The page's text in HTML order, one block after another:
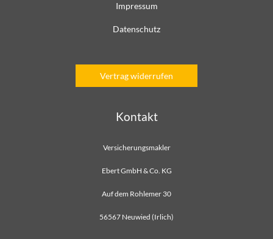
Impressum
Datenschutz
Vertrag widerrufen
Kontakt
Versicherungsmakler
Ebert GmbH & Co. KG
Auf dem Rohlemer 30
56567 Neuwied (Irlich)